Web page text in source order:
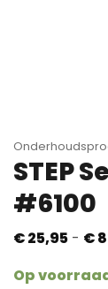
STEP
#6100
€25,95 - €
Op